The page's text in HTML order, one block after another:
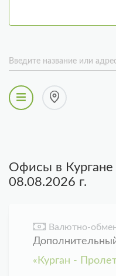
Введите название или
Офисы в Кургане
08.08.2026 г.
Валютно-
«Курган -